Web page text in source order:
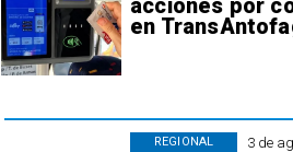
acciones por
en
3 de
REGIONAL